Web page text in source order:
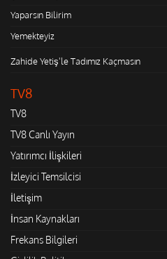
Yaparsın Bilirim
Yemekteyiz
Zahide Yetiş'le Tadımız Kaçmasın
TV8
TV8
TV8 Canlı Yayın
Yatırımcı İlişkileri
İzleyici Temsilcisi
İletişim
İnsan Kaynakları
Frekans Bilgileri